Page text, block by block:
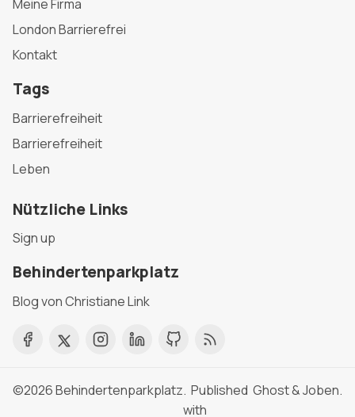
Meine Firma
London Barrierefrei
Kontakt
Tags
Barrierefreiheit
Barrierefreiheit
Leben
Nützliche Links
Sign up
Behindertenparkplatz
Blog von Christiane Link
©2026Behindertenparkplatz. Published
with
Ghost&Joben.